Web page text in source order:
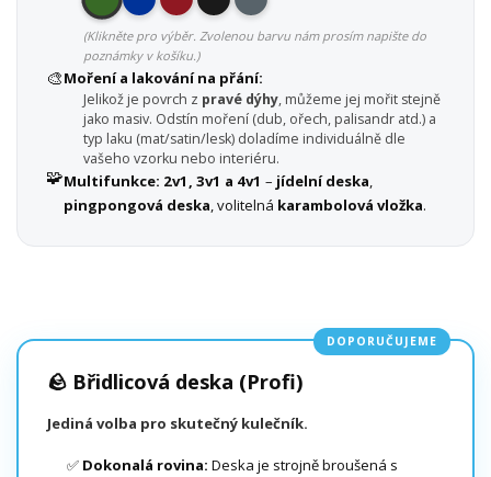
(Klikněte pro výběr. Zvolenou barvu nám prosím napište do
poznámky v košíku.)
🎨Moření a lakování na přání:
Jelikož je povrch z pravé dýhy, můžeme jej mořit stejně
jako masiv. Odstín moření (dub, ořech, palisandr atd.) a
typ laku (mat/satin/lesk) doladíme individuálně dle
vašeho vzorku nebo interiéru.
🧩Multifunkce: 2v1, 3v1 a 4v1 – jídelní deska,
pingpongová deska, volitelná karambolová vložka.
DOPORUČUJEME
🪨 Břidlicová deska (Profi)
Jediná volba pro skutečný kulečník.
✅ Dokonalá rovina: Deska je strojně broušená s